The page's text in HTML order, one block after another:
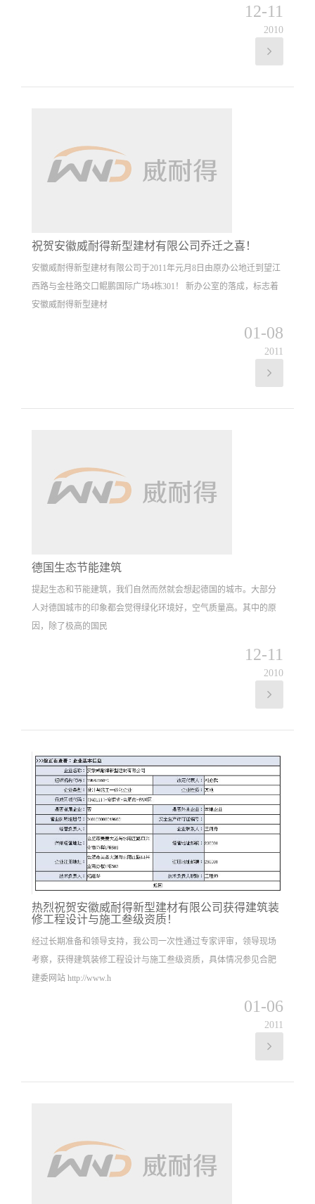
12-11
2010
祝贺安徽威耐得新型建材有限公司乔迁之喜！
安徽威耐得新型建材有限公司于2011年元月8日由原办公地迁到望江
西路与金桂路交口鲲鹏国际广场4栋301！ 新办公室的落成，标志着
安徽威耐得新型建材
01-08
2011
德国生态节能建筑
提起生态和节能建筑，我们自然而然就会想起德国的城市。大部分
人对德国城市的印象都会觉得绿化环境好，空气质量高。其中的原
因，除了极高的国民
12-11
2010
热烈祝贺安徽威耐得新型建材有限公司获得建筑装
修工程设计与施工叁级资质！
经过长期准备和领导支持，我公司一次性通过专家评审，领导现场
考察，获得建筑装修工程设计与施工叁级资质，具体情况参见合肥
建委网站 http://www.h
01-06
2011